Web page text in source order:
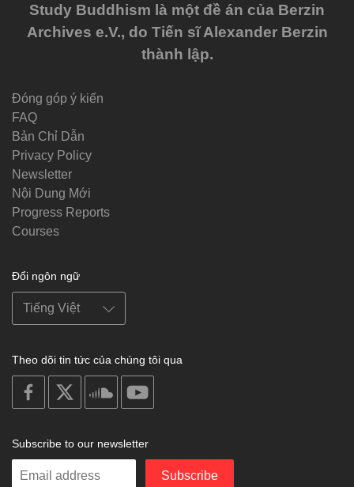
Study Buddhism là một đề án của Berzin
Archives e.V., do Tiến sĩ Alexander Berzin
thành lập.
Đóng góp ý kiến
FAQ
Bản Chỉ Dẫn
Privacy Policy
Newsletter
Nội Dung Mới
Progress Reports
Courses
Đổi ngôn ngữ
Theo dõi tin tức của chúng tôi qua
on
facebook
soundcloud
Subscribe to our newsletter
Enter
Subscribe